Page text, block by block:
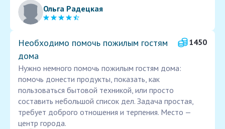
Ольга Радецкая
Необходимо помочь пожилым гостям
дома
1450
Нужно немного помочь пожилым гостям дома:
помочь донести продукты, показать, как
пользоваться бытовой техникой, или просто
составить небольшой список дел. Задача простая,
требует доброго отношения и терпения. Место —
центр города.